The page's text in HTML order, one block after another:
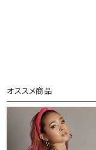
オススメ商品